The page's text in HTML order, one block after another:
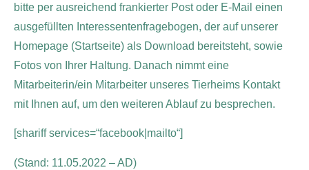
bitte per ausreichend frankierter Post oder E-Mail einen
ausgefüllten Interessentenfragebogen, der auf unserer
Homepage (Startseite) als Download bereitsteht, sowie
Fotos von Ihrer Haltung. Danach nimmt eine
Mitarbeiterin/ein Mitarbeiter unseres Tierheims Kontakt
mit Ihnen auf, um den weiteren Ablauf zu besprechen.
[shariff services=“facebook|mailto“]
(Stand: 11.05.2022 – AD)